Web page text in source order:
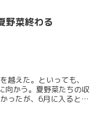
野菜終わる
越えた。といっても、
向かう。夏野菜たちの収
ったが、6月に入るとす